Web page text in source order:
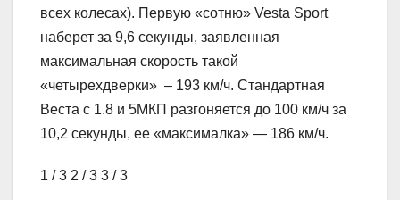
всех колесах). Первую «сотню» Vesta Sport
наберет за 9,6 секунды, заявленная
максимальная скорость такой
«четырехдверки» – 193 км/ч. Стандартная
Веста с 1.8 и 5МКП разгоняется до 100 км/ч за
10,2 секунды, ее «максималка» — 186 км/ч.
1 / 3 2 / 3 3 / 3